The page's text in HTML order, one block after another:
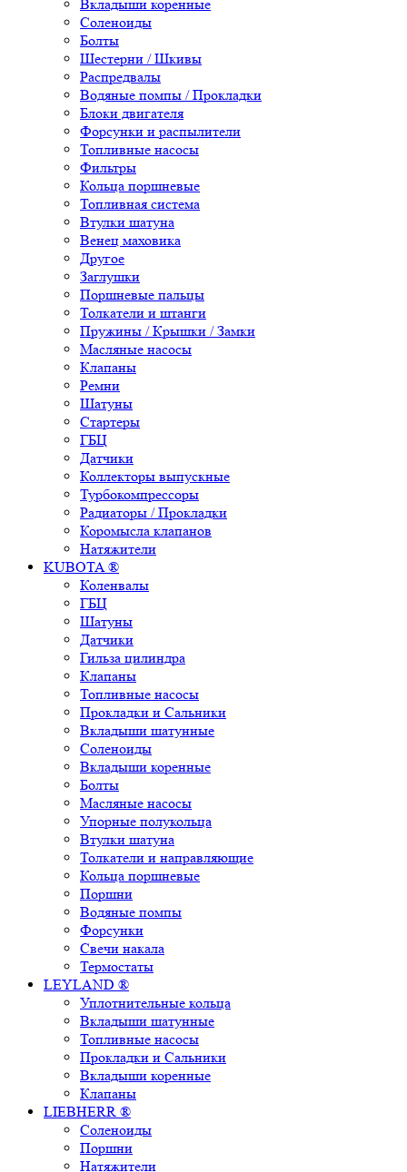
Вкладыши коренные
Соленоиды
Болты
Шестерни / Шкивы
Распредвалы
Водяные помпы / Прокладки
Блоки двигателя
Форсунки и распылители
Топливные насосы
Фильтры
Кольца поршневые
Топливная система
Втулки шатуна
Венец маховика
Другое
Заглушки
Поршневые пальцы
Толкатели и штанги
Пружины / Крышки / Замки
Масляные насосы
Клапаны
Ремни
Шатуны
Стартеры
ГБЦ
Датчики
Коллекторы выпускные
Турбокомпрессоры
Радиаторы / Прокладки
Коромысла клапанов
Натяжители
KUBOTA ®
Коленвалы
ГБЦ
Шатуны
Датчики
Гильза цилиндра
Клапаны
Топливные насосы
Прокладки и Сальники
Вкладыши шатунные
Соленоиды
Вкладыши коренные
Болты
Масляные насосы
Упорные полукольца
Втулки шатуна
Толкатели и направляющие
Кольца поршневые
Поршни
Водяные помпы
Форсунки
Свечи накала
Термостаты
LEYLAND ®
Уплотнительные кольца
Вкладыши шатунные
Топливные насосы
Прокладки и Сальники
Вкладыши коренные
Клапаны
LIEBHERR ®
Соленоиды
Поршни
Натяжители